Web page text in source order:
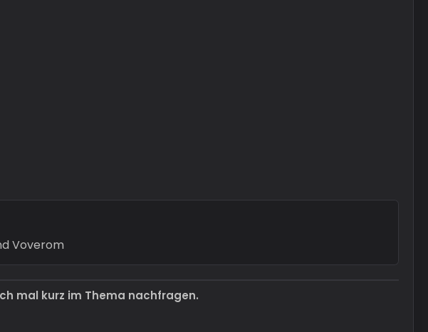
Voverom
mal kurz im Thema nachfragen.